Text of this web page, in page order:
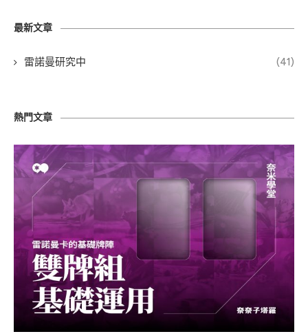
最新文章
雷諾曼研究中 (41)
熱門文章